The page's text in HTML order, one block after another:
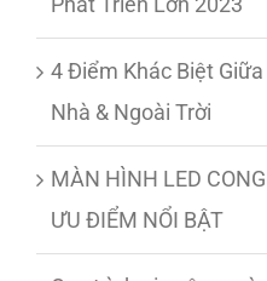
4 Điểm Khác Biệt
Nhà & Ngoài Trời
MÀN HÌNH LED
ƯU ĐIỂM NỔI BẬT